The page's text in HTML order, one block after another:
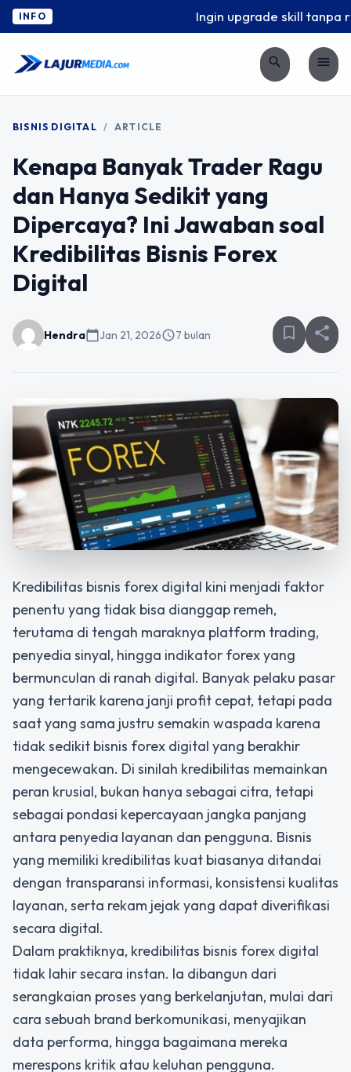
INFO Ingin upgrade skill tanpa
search menu
BISNIS DIGITAL / ARTICLE
Kenapa Banyak Trader Ragu
dan Hanya Sedikit yang
Dipercaya? Ini Jawaban soal
Kredibilitas Bisnis Forex
Digital
Hendracalendar_todayJan 21, 2026schedule7 bulan bookmark_border share
Kredibilitas bisnis forex digital kini menjadi faktor
penentu yang tidak bisa dianggap remeh,
terutama di tengah maraknya platform trading,
penyedia sinyal, hingga indikator forex yang
bermunculan di ranah digital. Banyak pelaku pasar
yang tertarik karena janji profit cepat, tetapi pada
saat yang sama justru semakin waspada karena
tidak sedikit bisnis forex digital yang berakhir
mengecewakan. Di sinilah kredibilitas memainkan
peran krusial, bukan hanya sebagai citra, tetapi
sebagai pondasi kepercayaan jangka panjang
antara penyedia layanan dan pengguna. Bisnis
yang memiliki kredibilitas kuat biasanya ditandai
dengan transparansi informasi, konsistensi kualitas
layanan, serta rekam jejak yang dapat diverifikasi
secara digital.
Dalam praktiknya, kredibilitas bisnis forex digital
tidak lahir secara instan. Ia dibangun dari
serangkaian proses yang berkelanjutan, mulai dari
cara sebuah brand berkomunikasi, menyajikan
data performa, hingga bagaimana mereka
merespons kritik atau keluhan pengguna.